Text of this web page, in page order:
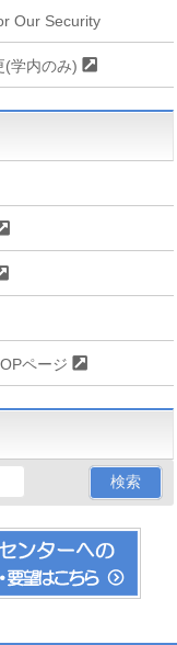
Our Security
(学内のみ)
ページ